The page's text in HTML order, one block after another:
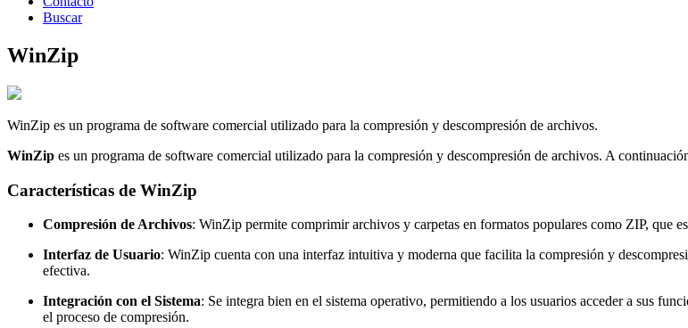
Buscar
WinZip
WinZip es un programa de software comercial utilizado para la compresión y descompresión de archivos.
WinZip es un programa de software comercial utilizado para la compresión y descompresión de archivos. A
Características de WinZip
Compresión de Archivos: WinZip permite comprimir archivos y carpetas en formatos populares como ZIP,
Interfaz de Usuario: WinZip cuenta con una interfaz intuitiva y moderna que facilita la compresión y
efectiva.
Integración con el Sistema: Se integra bien en el sistema operativo, permitiendo a los usuarios acceder a sus
el proceso de compresión.